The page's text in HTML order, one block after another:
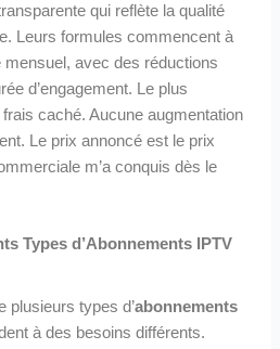
qui reflète la qualité
Leurs formules commencent à
mensuel, avec des réductions
d’engagement. Le plus
caché. Aucune augmentation
Le prix annoncé est le prix
m’a conquis dès le
Types d’Abonnements IPTV
plusieurs types d’abonnements
à des besoins différents.